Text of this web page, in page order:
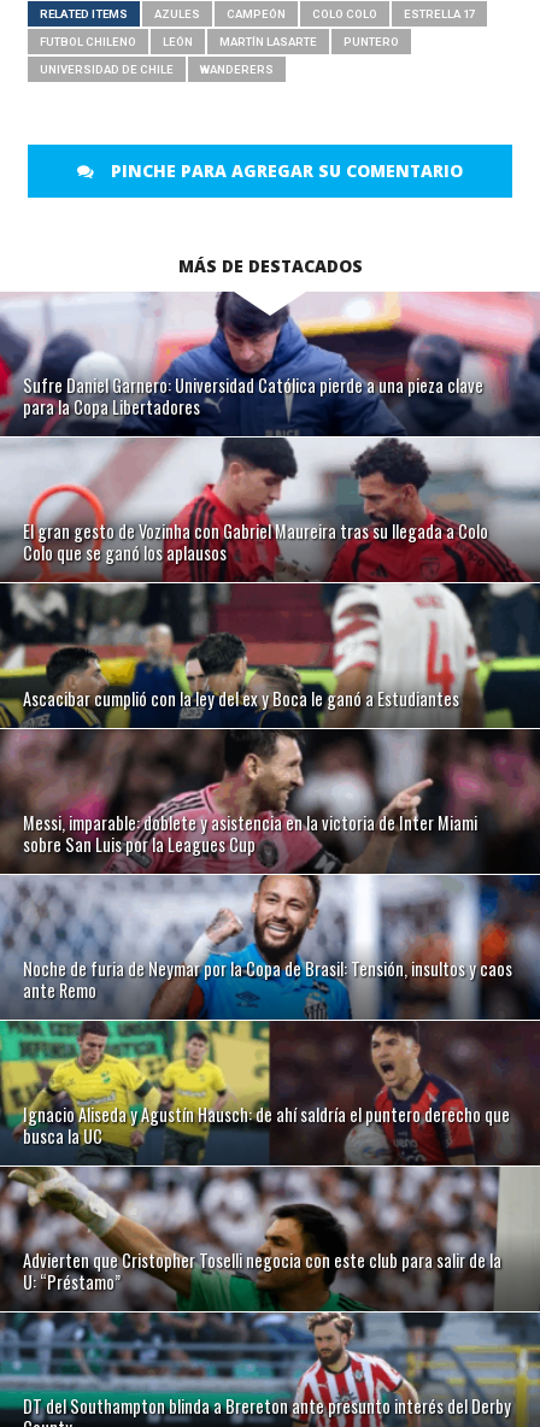
RELATED ITEMS AZULES CAMPEÓN COLO COLO ESTRELLA 17
FUTBOL CHILENO LEÓN MARTÍN LASARTE PUNTERO
UNIVERSIDAD DE CHILE WANDERERS
PINCHE PARA AGREGAR SU COMENTARIO
MÁS DE DESTACADOS
Sufre Daniel Garnero: Universidad Católica pierde a una pieza clave
para la Copa Libertadores
El gran gesto de Vozinha con Gabriel Maureira tras su llegada a Colo
Colo que se ganó los aplausos
Ascacibar cumplió con la ley del ex y Boca le ganó a Estudiantes
Messi, imparable: doblete y asistencia en la victoria de Inter Miami
sobre San Luis por la Leagues Cup
Noche de furia de Neymar por la Copa de Brasil: Tensión, insultos y caos
ante Remo
Ignacio Aliseda y Agustín Hausch: de ahí saldría el puntero derecho que
busca la UC
Advierten que Cristopher Toselli negocia con este club para salir de la
U: “Préstamo”
DT del Southampton blinda a Brereton ante presunto interés del Derby